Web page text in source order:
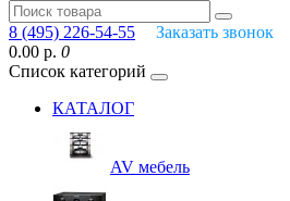
8 (495) 226-54-55
Заказать звонок
0.00 р. 0
Список категорий
КАТАЛОГ
AV мебель